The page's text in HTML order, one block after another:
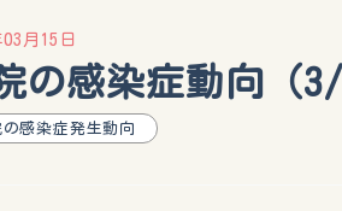
月15日
の感染症動向（
の感染症発生動向